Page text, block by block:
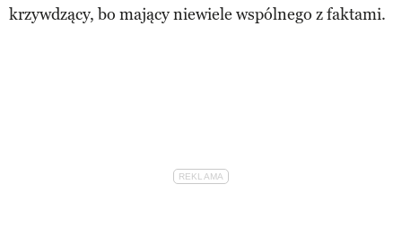
krzywdzący, bo mający niewiele wspólnego z faktami.